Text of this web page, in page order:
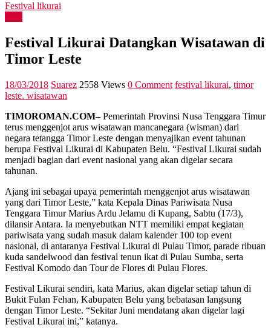
Festival likurai
Festival Likurai Datangkan Wisatawan di
Timor Leste
18/03/2018 Suarez 2558 Views 0 Comment festival likurai, timor
leste. wisatawan
TIMOROMAN.COM–Pemerintah Provinsi Nusa Tenggara Timur
terus menggenjot arus wisatawan mancanegara (wisman) dari
negara tetangga Timor Leste dengan menyajikan event tahunan
berupa Festival Likurai di Kabupaten Belu. “Festival Likurai sudah
menjadi bagian dari event nasional yang akan digelar secara
tahunan.
Ajang ini sebagai upaya pemerintah menggenjot arus wisatawan
yang dari Timor Leste,” kata Kepala Dinas Pariwisata Nusa
Tenggara Timur Marius Ardu Jelamu di Kupang, Sabtu (17/3),
dilansir Antara. Ia menyebutkan NTT memiliki empat kegiatan
pariwisata yang sudah masuk dalam kalender 100 top event
nasional, di antaranya Festival Likurai di Pulau Timor, parade ribuan
kuda sandelwood dan festival tenun ikat di Pulau Sumba, serta
Festival Komodo dan Tour de Flores di Pulau Flores.
Festival Likurai sendiri, kata Marius, akan digelar setiap tahun di
Bukit Fulan Fehan, Kabupaten Belu yang bebatasan langsung
dengan Timor Leste. “Sekitar Juni mendatang akan digelar lagi
Festival Likurai ini,” katanya.